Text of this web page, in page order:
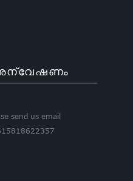
അന്വേഷണം
send us email